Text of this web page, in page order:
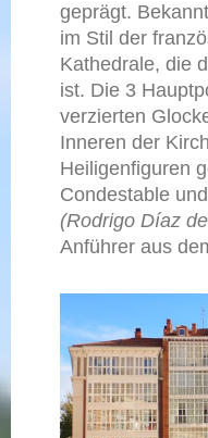
geprägt.
im Stil der
Kathedrale, die
ist. Die 3
verzierten
Inneren der
Heiligenfiguren
Condestable
(Rodrigo Díaz
Anführer aus